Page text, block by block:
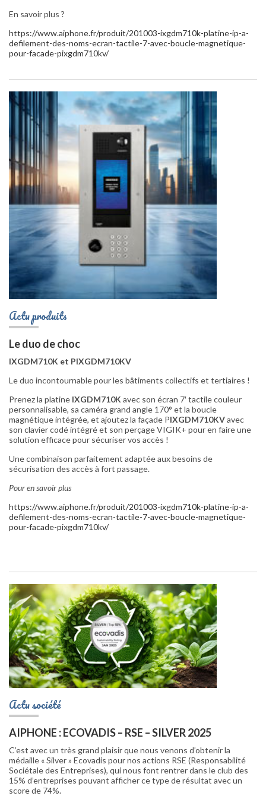
En savoir plus ?
https://www.aiphone.fr/produit/201003-ixgdm710k-platine-ip-a-
defilement-des-noms-ecran-tactile-7-avec-boucle-magnetique-
pour-facade-pixgdm710kv/
Actu produits
Le duo de choc
IXGDM710K et PIXGDM710KV
Le duo incontournable pour les bâtiments collectifs et tertiaires !
Prenez la platine IXGDM710K avec son écran 7′ tactile couleur
personnalisable, sa caméra grand angle 170° et la boucle
magnétique intégrée, et ajoutez la façade PIXGDM710KVavec
son clavier codé intégré et son perçage VIGIK+ pour en faire une
solution efficace pour sécuriser vos accès !
Une combinaison parfaitement adaptée aux besoins de
sécurisation des accès à fort passage.
Pour en savoir plus
https://www.aiphone.fr/produit/201003-ixgdm710k-platine-ip-a-
defilement-des-noms-ecran-tactile-7-avec-boucle-magnetique-
pour-facade-pixgdm710kv/
Actu société
AIPHONE : ECOVADIS – RSE – SILVER 2025
C’est avec un très grand plaisir que nous venons d’obtenir la
médaille « Silver » Ecovadis pour nos actions RSE (Responsabilité
Sociétale des Entreprises), qui nous font rentrer dans le club des
15% d’entreprises pouvant afficher ce type de résultat avec un
score de 74%.